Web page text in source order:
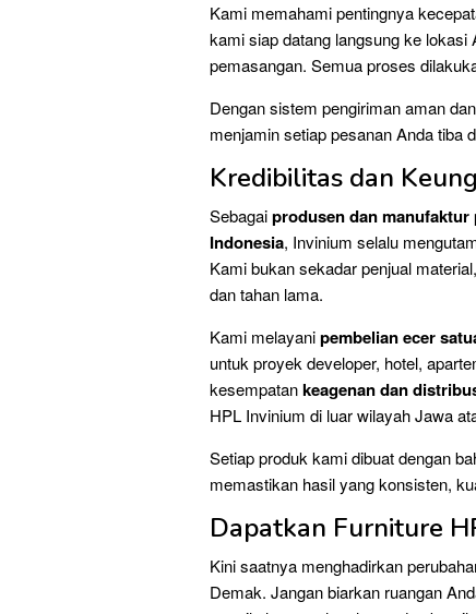
Kami memahami pentingnya
kami siap datang langsung ke
pemasangan. Semua proses
Dengan sistem pengiriman aman
menjamin setiap pesanan Anda tiba
Kredibilitas dan
Sebagaiprodusen dan
Indonesia, Invinium selalu
Kami bukan sekadar penjual
dan tahan lama.
Kami melayanipembelian ecer
untuk proyek developer, hotel,
kesempatankeagenan dan
HPL Invinium di luar wilayah Jawa
Setiap produk kami dibuat dengan
memastikan hasil yang konsisten,
Dapatkan Furniture
Kini saatnya menghadirkan
Demak. Jangan biarkan ruangan